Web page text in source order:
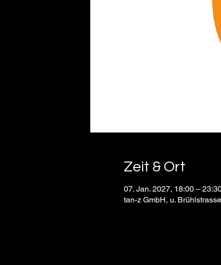
Zeit & Ort
07. Jan. 2027, 18:00 –
tan-z GmbH, u.